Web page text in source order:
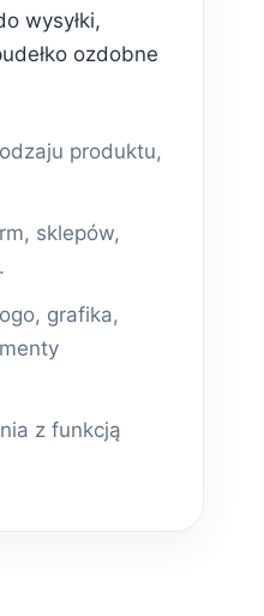
wysyłki,
ozdobne
produktu,
sklepów,
grafika,
z funkcją